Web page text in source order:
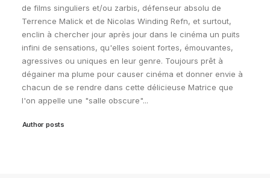
de films singuliers et/ou zarbis, défenseur absolu de
Terrence Malick et de Nicolas Winding Refn, et surtout,
enclin à chercher jour après jour dans le cinéma un puits
infini de sensations, qu'elles soient fortes, émouvantes,
agressives ou uniques en leur genre. Toujours prêt à
dégainer ma plume pour causer cinéma et donner envie à
chacun de se rendre dans cette délicieuse Matrice que
l'on appelle une "salle obscure"...
Author posts